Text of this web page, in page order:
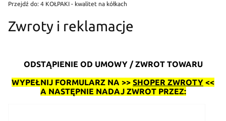
Przejdź do: 4 KOŁPAKI - kwalitet na kółkach
Zwroty i reklamacje
ODSTĄPIENIE OD UMOWY / ZWROT TOWARU
WYPEŁNIJ FORMULARZ NA >> SHOPER ZWROTY <<
A NASTĘPNIE NADAJ ZWROT PRZEZ: